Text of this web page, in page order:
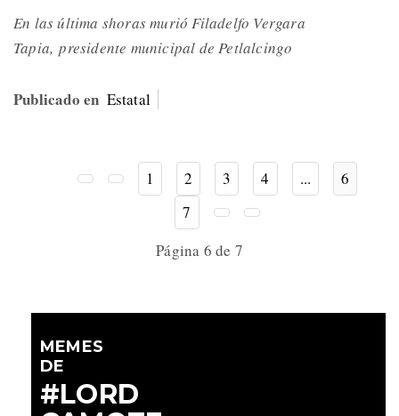
En las última shoras murió Filadelfo Vergara
Tapia, presidente municipal de Petlalcingo
Publicado en Estatal
1 2 3 4 ...
6
7
Página 6 de 7
MEMES
DE
#LORD